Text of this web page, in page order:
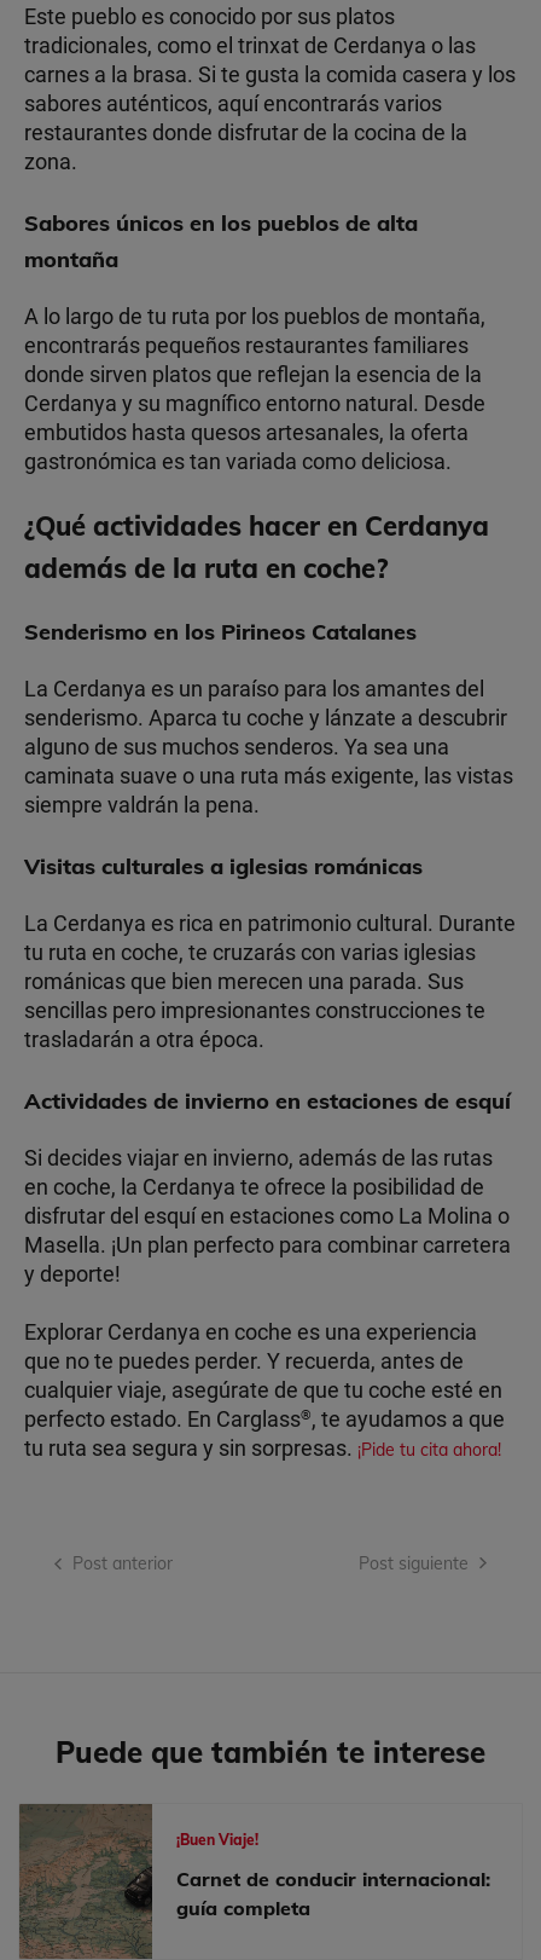
Este pueblo es conocido por sus platos
tradicionales, como el trinxat de Cerdanya o las
carnes a la brasa. Si te gusta la comida casera y los
sabores auténticos, aquí encontrarás varios
restaurantes donde disfrutar de la cocina de la
zona.
Sabores únicos en los pueblos de alta
montaña
A lo largo de tu ruta por los pueblos de montaña,
encontrarás pequeños restaurantes familiares
donde sirven platos que reflejan la esencia de la
Cerdanya y su magnífico entorno natural. Desde
embutidos hasta quesos artesanales, la oferta
gastronómica es tan variada como deliciosa.
¿Qué actividades hacer en Cerdanya
además de la ruta en coche?
Senderismo en los Pirineos Catalanes
La Cerdanya es un paraíso para los amantes del
senderismo. Aparca tu coche y lánzate a descubrir
alguno de sus muchos senderos. Ya sea una
caminata suave o una ruta más exigente, las vistas
siempre valdrán la pena.
Visitas culturales a iglesias románicas
La Cerdanya es rica en patrimonio cultural. Durante
tu ruta en coche, te cruzarás con varias iglesias
románicas que bien merecen una parada. Sus
sencillas pero impresionantes construcciones te
trasladarán a otra época.
Actividades de invierno en estaciones de esquí
Si decides viajar en invierno, además de las rutas
en coche, la Cerdanya te ofrece la posibilidad de
disfrutar del esquí en estaciones como La Molina o
Masella. ¡Un plan perfecto para combinar carretera
y deporte!
Explorar Cerdanya en coche es una experiencia
que no te puedes perder. Y recuerda, antes de
cualquier viaje, asegúrate de que tu coche esté en
perfecto estado. En Carglass®, te ayudamos a que
tu ruta sea segura y sin sorpresas. ¡Pide tu cita ahora!
Navegación
Post anterior Post siguiente
Puede que también te interese
¡Buen Viaje!
Carnet de conducir internacional:
guía completa